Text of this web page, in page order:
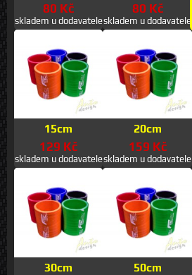
80 Kč
skladem u dodavatele
80 Kč
skladem u dodavatele
15cm
129 Kč
skladem u dodavatele
20cm
159 Kč
skladem u dodavatele
30cm 50cm